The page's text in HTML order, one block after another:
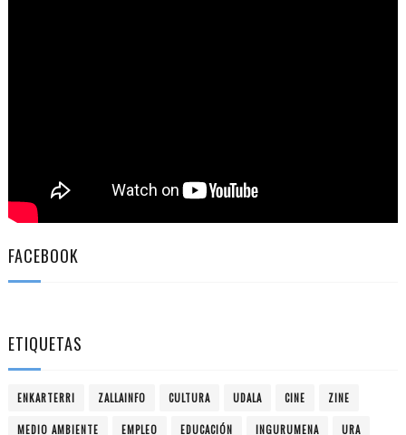
FACEBOOK
ETIQUETAS
ENKARTERRI ZALLAINFO CULTURA UDALA CINE ZINE
MEDIO AMBIENTE EMPLEO EDUCACIÓN INGURUMENA URA